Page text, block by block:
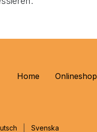
Home Onlineshop
Svenska